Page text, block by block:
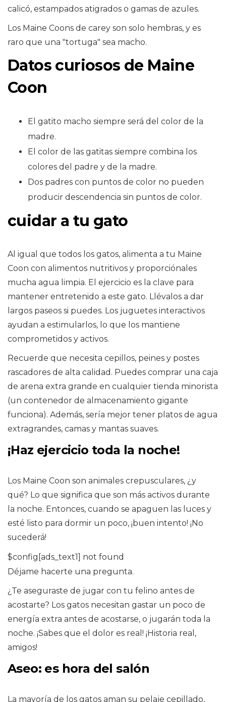
calicó, estampados atigrados o gamas de azules.
Los Maine Coons de carey son solo hembras, y es
raro que una "tortuga" sea macho.
Datos curiosos de Maine
Coon
El gatito macho siempre será del color de la
madre.
El color de las gatitas siempre combina los
colores del padre y de la madre.
Dos padres con puntos de color no pueden
producir descendencia sin puntos de color.
cuidar a tu gato
Al igual que todos los gatos, alimenta a tu Maine
Coon con alimentos nutritivos y proporciónales
mucha agua limpia. El ejercicio es la clave para
mantener entretenido a este gato. Llévalos a dar
largos paseos si puedes. Los juguetes interactivos
ayudan a estimularlos, lo que los mantiene
comprometidos y activos.
Recuerde que necesita cepillos, peines y postes
rascadores de alta calidad. Puedes comprar una caja
de arena extra grande en cualquier tienda minorista
(un contenedor de almacenamiento gigante
funciona). Además, sería mejor tener platos de agua
extragrandes, camas y mantas suaves.
¡Haz ejercicio toda la noche!
Los Maine Coon son animales crepusculares, ¿y
qué? Lo que significa que son más activos durante
la noche. Entonces, cuando se apaguen las luces y
esté listo para dormir un poco, ¡buen intento! ¡No
sucederá!
$config[ads_text1] not found
Déjame hacerte una pregunta.
¿Te aseguraste de jugar con tu felino antes de
acostarte? Los gatos necesitan gastar un poco de
energía extra antes de acostarse, o jugarán toda la
noche. ¡Sabes que el dolor es real! ¡Historia real,
amigos!
Aseo: es hora del salón
La mayoría de los gatos aman su pelaje cepillado,